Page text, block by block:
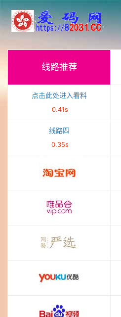
线路推荐
点击此处进入看料
0.41s
线路四
0.35s